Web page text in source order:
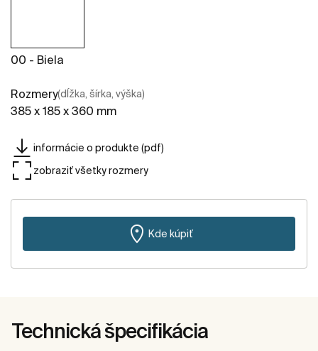
00 - Biela
Rozmery(dĺžka, šírka, výška)
385 x 185 x 360 mm
informácie o produkte (pdf)
zobraziť všetky rozmery
Kde kúpiť
Technická špecifikácia